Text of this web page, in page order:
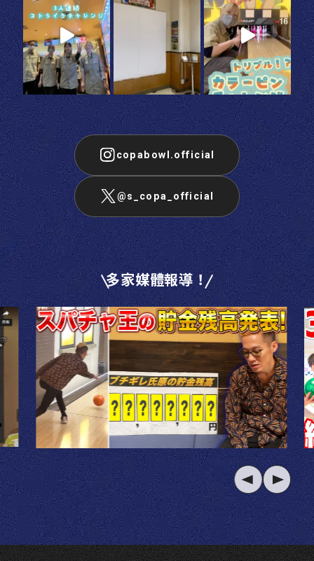
copabowl.official
@s_copa_official
多家媒體報導！